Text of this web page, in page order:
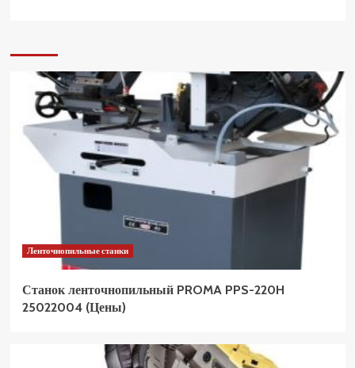
Ленточнопильные станки
Станок ленточнопильный PROMA PPS-220H
25022004 (Цены)